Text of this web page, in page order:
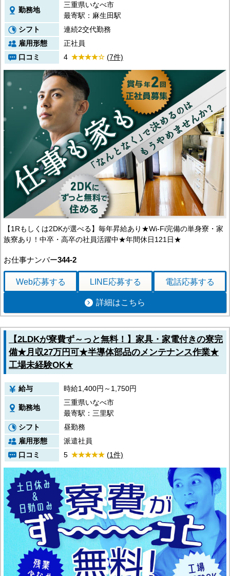
勤務地
三重県いなべ市
最寄駅：麻生田駅
シフト
連続2交代勤務
雇用形態
正社員
口コミ
4 (7件)
【1Rもしくは2DKが選べる】毎年昇給あり★Wi-Fi完備の単身寮・家
族寮あり！中卒・高卒の社員活躍中★年間休日121日★
お仕事ナンバー344-2
Web応募する LINE応募する 電話応募する
詳細はこちら
【2LDKが寮費ず～っと無料！】家具・家電付きの寮完
備★月収27万円可★半導体部品のメンテナンス作業★
工場未経験OK★
給与 時給1,400円～1,750円
勤務地
三重県いなべ市
最寄駅：三里駅
シフト
昼勤務
雇用形態
派遣社員
口コミ
5 (1件)